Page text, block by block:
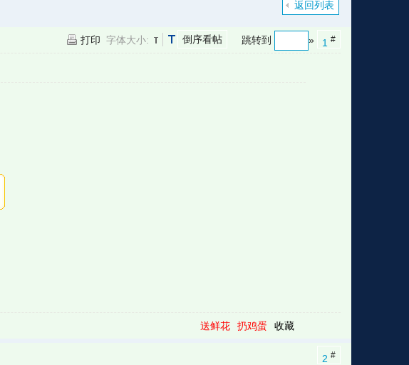
返回列表
1 #
跳转到 »
倒序看帖
打印 字体大小:
送鲜花 扔鸡蛋 收藏
2 #